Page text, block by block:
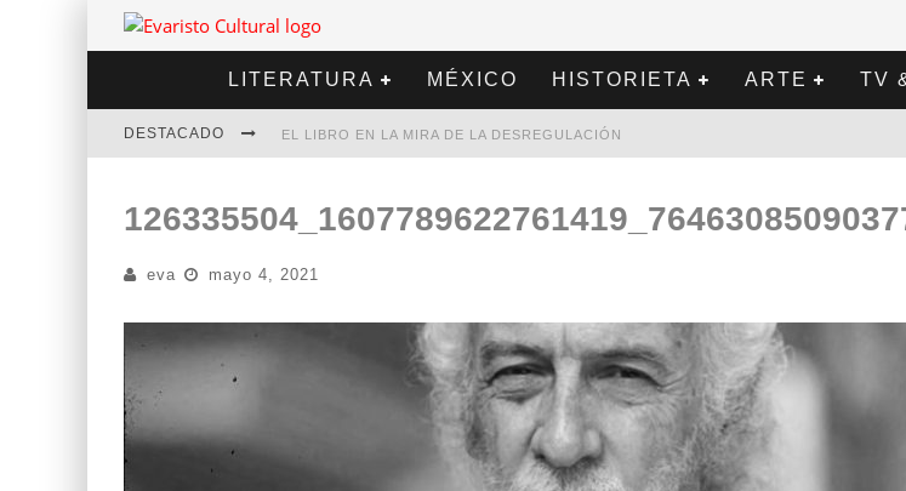
LITERATURA MÉXICO HISTORIETA ARTE TV
DESTACADO EL LIBRO EN LA MIRA DE LA DESREGULACIÓN
DIEGO MERET | HOTEL ACAPULCO
ALEJANDRA CORREA | LA NIEVE
eva mayo 4, 2021